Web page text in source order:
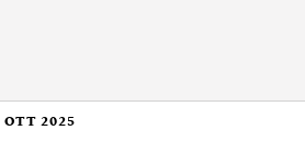
OTT 2025